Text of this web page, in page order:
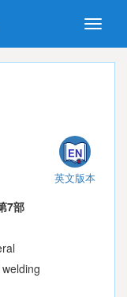
Toggle
性国家标准
standards in foreign
EN
英文版本
7部